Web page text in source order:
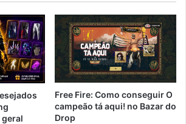
geral
Free Fire: Como conseguir O
campeão tá aqui! no Bazar do
Drop